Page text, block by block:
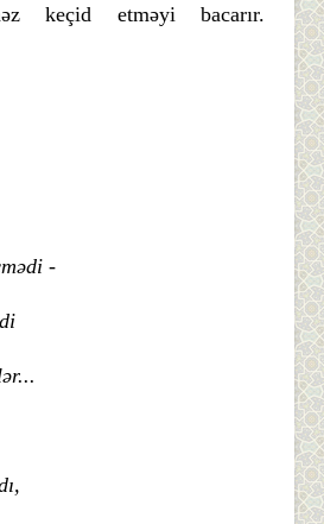
keçid etməyi bacarır.
-